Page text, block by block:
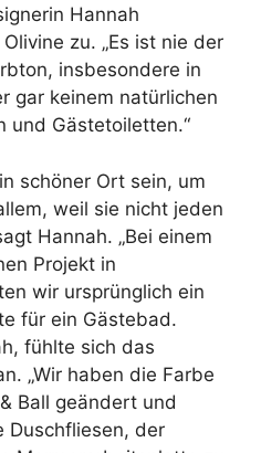
Hannah
zu. „Es ist nie der
insbesondere in
gar keinem natürlichen
und Gästetoiletten.“
schöner Ort sein, um
weil sie nicht jeden
Hannah. „Bei einem
Projekt in
wir ursprünglich ein
für ein Gästebad.
fühlte sich das
„Wir haben die Farbe
Ball geändert und
Duschfliesen, der